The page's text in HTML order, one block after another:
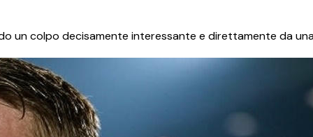
un colpo decisamente interessante e direttamente da